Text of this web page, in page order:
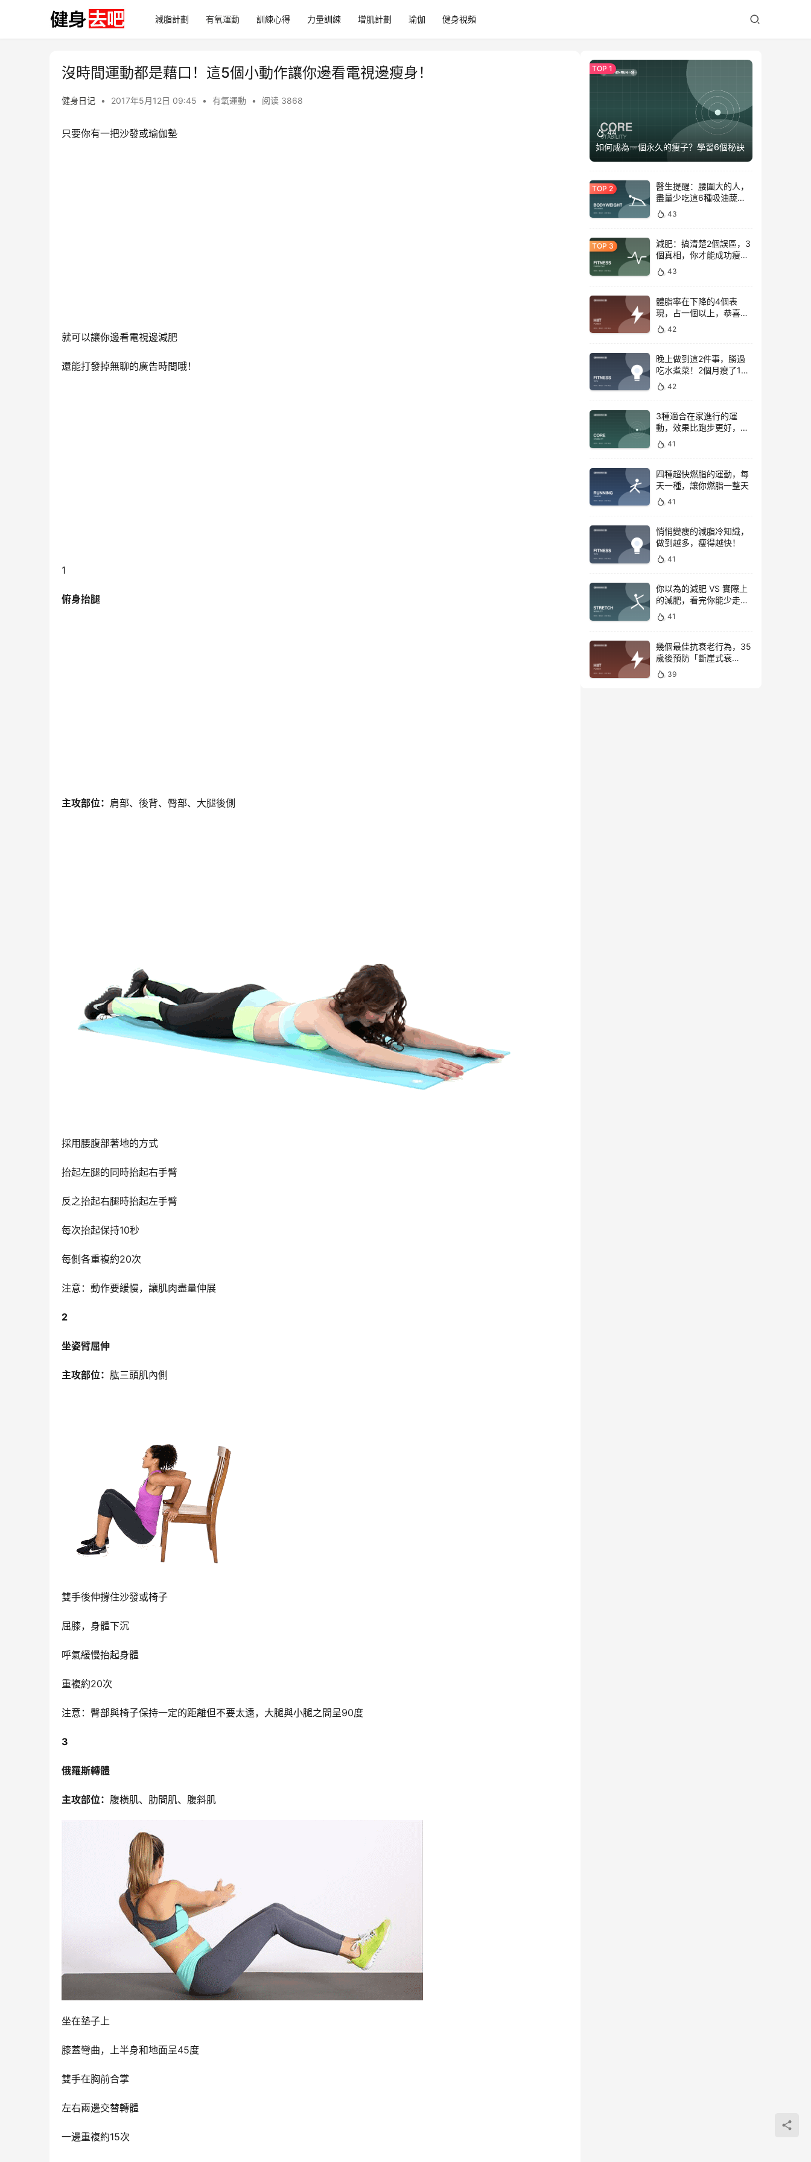
減脂計劃 有氧運動 訓練心得 力量訓練 增肌計劃 瑜伽 健身視頻
沒時間運動都是藉口！這5個小動作讓你邊看電視邊瘦身！
健身日记 • 2017年5月12日 09:45 • 有氧運動 • 阅读 3868
只要你有一把沙發或瑜伽墊
就可以讓你邊看電視邊減肥
還能打發掉無聊的廣告時間哦！
1
俯身抬腿
主攻部位： 肩部、後背、臀部、大腿後側
採用腰腹部著地的方式
抬起左腿的同時抬起右手臂
反之抬起右腿時抬起左手臂
每次抬起保持10秒
每側各重複約20次
注意：動作要緩慢，讓肌肉盡量伸展
2
坐姿臂屈伸
主攻部位： 肱三頭肌內側
雙手後伸撐住沙發或椅子
屈膝，身體下沉
呼氣緩慢抬起身體
重複約20次
注意：臀部與椅子保持一定的距離但不要太遠，大腿與小腿之間呈90度
3
俄羅斯轉體
主攻部位： 腹橫肌、肋間肌、腹斜肌
坐在墊子上
膝蓋彎曲，上半身和地面呈45度
雙手在胸前合掌
左右兩邊交替轉體
一邊重複約15次
44
如何成為一個永久的瘦子？學習6個秘訣
醫生提醒：腰圍大的人，
盡量少吃這6種吸油蔬
菜！43
減肥：搞清楚2個誤區，3
個真相，你才能成功瘦下
來！43
體脂率在下降的4個表
現，占一個以上，恭喜你
正在變瘦
42
晚上做到這2件事，勝過
吃水煮菜！2個月瘦了15
斤，腰圍下降6cm
42
3種適合在家進行的運
動，效果比跑步更好，是
公認的脂肪殺手！
41
四種超快燃脂的運動，每
天一種，讓你燃脂一整天
41
悄悄變瘦的減脂冷知識，
做到越多，瘦得越快！
41
你以為的減肥 VS 實際上
的減肥，看完你能少走彎
路 41
幾個最佳抗衰老行為，35
歲後預防「斷崖式衰
老」！
39